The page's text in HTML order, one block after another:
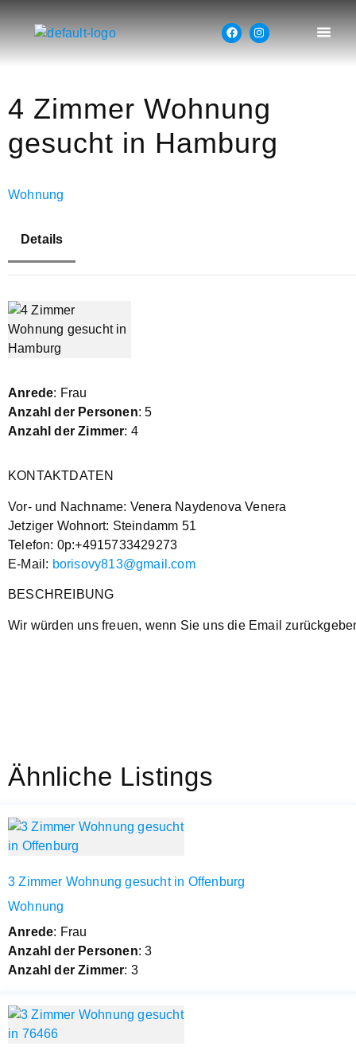
4 Zimmer Wohnung
gesucht in Hamburg
Wohnung
Details
Anrede: Frau
Anzahl der Personen: 5
Anzahl der Zimmer: 4
KONTAKTDATEN
Vor- und Nachname: Venera Naydenova Venera
Jetziger Wohnort: Steindamm 51
Telefon: 0p:+4915733429273
E-Mail: borisovy813@gmail.com
BESCHREIBUNG
Wir würden uns freuen, wenn Sie uns die Email
Ähnliche Listings
3 Zimmer Wohnung gesucht in Offenburg
Wohnung
Anrede: Frau
Anzahl der Personen: 3
Anzahl der Zimmer: 3